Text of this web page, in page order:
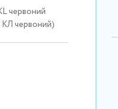
червоний
КЛ червоний)